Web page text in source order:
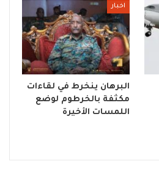
اخبار
البرهان ينخرط في لقاءات
مكثفة بالخرطوم لوضع
اللمسات الأخيرة